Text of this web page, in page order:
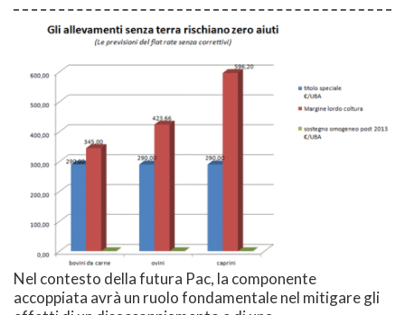
Nel contesto della futura Pac, la componente
accoppiata avrà un ruolo fondamentale nel mitigare gli